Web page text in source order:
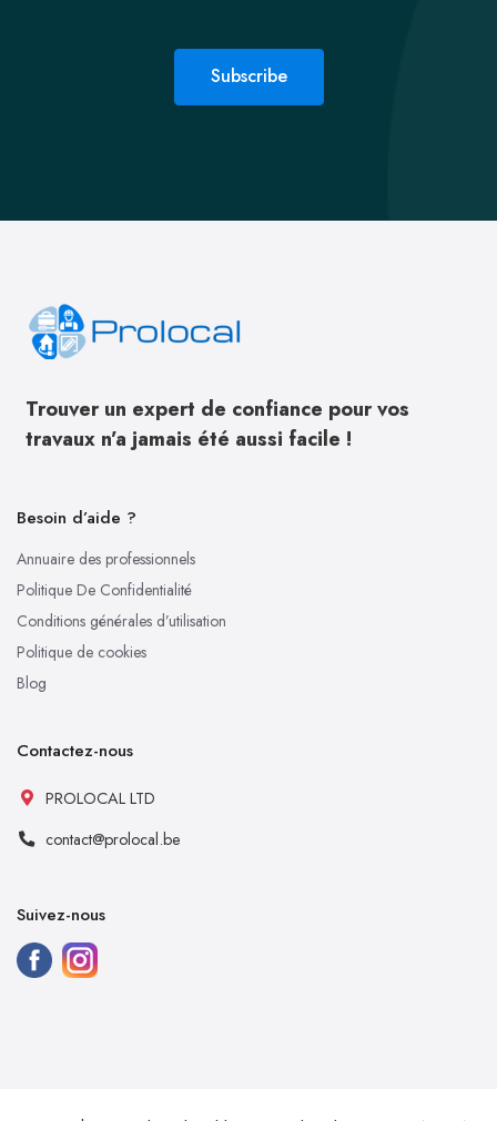
Subscribe
Trouver un expert de confiance pour vos
travaux n’a jamais été aussi facile !
Besoin d’aide ?
Annuaire des professionnels
Politique De Confidentialité
Conditions générales d’utilisation
Politique de cookies
Blog
Contactez-nous
PROLOCAL LTD
contact@prolocal.be
Suivez-nous